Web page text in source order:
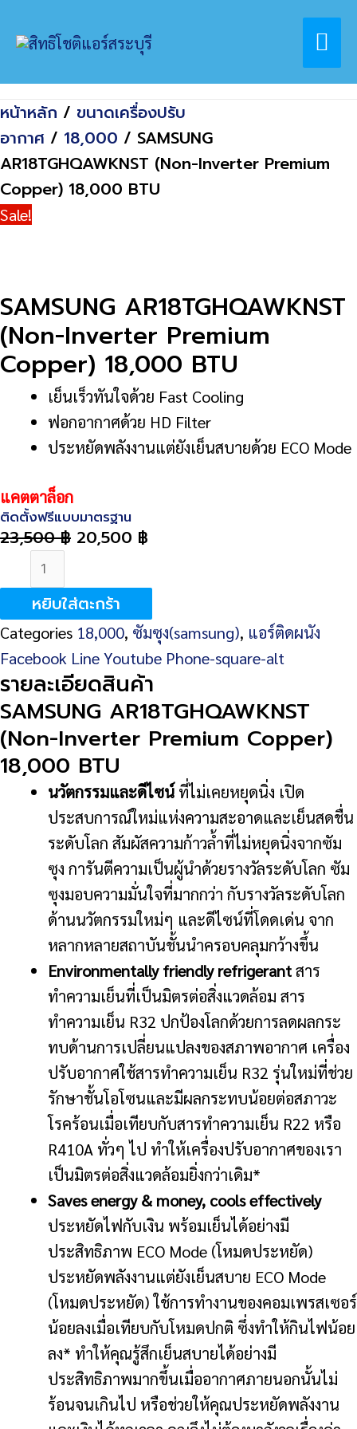
Home
สินค้า
SAMSUNG AR18TGHQAWKNST (Non-
Inverter Premium Copper) 18,000 BTU
หน้าหลัก / ขนาดเครื่องปรับ
อากาศ / 18,000 / SAMSUNG
AR18TGHQAWKNST (Non-Inverter Premium
Copper) 18,000 BTU
Sale!
SAMSUNG AR18TGHQAWKNST
(Non-Inverter Premium
Copper) 18,000 BTU
เย็นเร็วทันใจด้วย Fast Cooling
ฟอกอากาศด้วย HD Filter
ประหยัดพลังงานแต่ยังเย็นสบายด้วย ECO Mode
แคตตาล็อก
ติดตั้งฟรีแบบมาตรฐาน
23,500฿ 20,500 ฿
จำนวน
SAMSUNG
AR18TGHQAWKNST
(Non-
Inverter
Premium
Copper)
18,000
BTU
หยิบใส่ตะกร้า
Categories 18,000, ซัมซุง(samsung), แอร์ติดผนัง
Facebook LineYoutube Phone-square-alt
รายละเอียดสินค้า
SAMSUNG AR18TGHQAWKNST
(Non-Inverter Premium Copper)
18,000 BTU
นวัตกรรมและดีไซน์ ที่ไม่เคยหยุดนิ่ง เปิด
ประสบการณ์ใหม่แห่งความสะอาดและเย็นสดชื่น
ระดับโลก สัมผัสความก้าวล้ำที่ไม่หยุดนิ่งจากซัม
ซุง การันตีความเป็นผู้นำด้วยรางวัลระดับโลก ซัม
ซุงมอบความมั่นใจที่มากกว่า กับรางวัลระดับโลก
ด้านนวัตกรรมใหม่ๆ และดีไซน์ที่โดดเด่น จาก
หลากหลายสถาบันชั้นนำครอบคลุมกว้างขึ้น
Environmentally friendly refrigerantสาร
ทำความเย็นที่เป็นมิตรต่อสิ่งแวดล้อม สาร
ทำความเย็น R32 ปกป้องโลกด้วยการลดผลกระ
ทบด้านการเปลี่ยนแปลงของสภาพอากาศ เครื่อง
ปรับอากาศใช้สารทำความเย็น R32 รุ่นใหม่ที่ช่วย
รักษาชั้นโอโซนและมีผลกระทบน้อยต่อสภาวะ
โรคร้อนเมื่อเทียบกับสารทำความเย็น R22 หรือ
R410A ทั่วๆ ไป ทำให้เครื่องปรับอากาศของเรา
เป็นมิตรต่อสิ่งแวดล้อมยิ่งกว่าเดิม*
Saves energy & money, cools effectively
ประหยัดไฟกับเงิน พร้อมเย็นได้อย่างมี
ประสิทธิภาพ ECO Mode (โหมดประหยัด)
ประหยัดพลังงานแต่ยังเย็นสบาย ECO Mode
(โหมดประหยัด) ใช้การทำงานของคอมเพรสเซอร์
น้อยลงเมื่อเทียบกับโหมดปกติ ซึ่งทำให้กินไฟน้อย
ลง* ทำให้คุณรู้สึกเย็นสบายได้อย่างมี
ประสิทธิภาพมากขึ้นเมื่ออากาศภายนอกนั้นไม่
ร้อนจนเกินไป หรือช่วยให้คุณประหยัดพลังงาน